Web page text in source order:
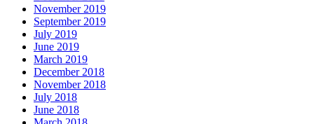
November 2019
September 2019
July 2019
June 2019
March 2019
December 2018
November 2018
July 2018
June 2018